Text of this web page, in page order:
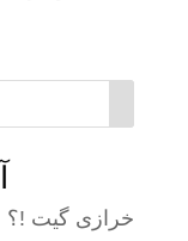
خرازی گیت !؟